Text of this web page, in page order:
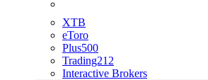
XTB
eToro
Plus500
Trading212
Interactive Brokers